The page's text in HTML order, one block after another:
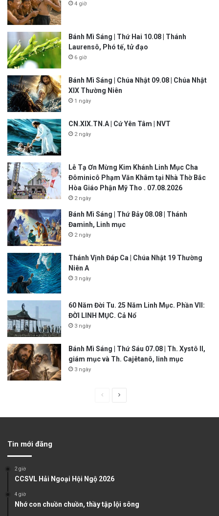
4 giờ
Bánh Mì Sáng | Thứ Hai 10.08 | Thánh
Laurensô, Phó tế, tử đạo
6 giờ
Bánh Mì Sáng | Chúa Nhật 09.08 | Chúa Nhật
XIX Thường Niên
1 ngày
CN.XIX.TN.A | Cứ Yên Tâm | NVT
2 ngày
Lễ Tạ Ơn Mừng Kim Khánh Linh Mục Cha
Đôminicô Phạm Văn Khâm tại Nhà Thờ Bắc
Hòa Giáo Phận Mỹ Tho . 07.08.2026
2 ngày
Bánh Mì Sáng | Thứ Bảy 08.08 | Thánh
Đaminh, Linh mục
2 ngày
Thánh Vịnh Đáp Ca | Chúa Nhật 19 Thường
Niên A
3 ngày
60 Năm Đời Tu. 25 Năm Linh Mục. Phần VII:
ĐỜI LINH MỤC. Cả Nổ
3 ngày
Bánh Mì Sáng | Thứ Sáu 07.08 | Th. Xystô II,
giám mục và Th. Cajêtanô, linh mục
3 ngày
u
p
Tin mới đăng
2 giờ
CCSVL Hải Ngoại Hội Ngộ 2026
4 giờ
Nhớ con chuồn chuồn, thầy tập lội sông